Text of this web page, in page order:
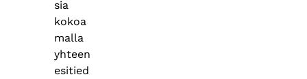
sia
kokoa
malla
yhteen
esitied